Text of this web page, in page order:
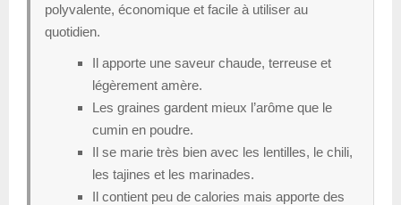
polyvalente, économique et facile à utiliser au
quotidien.
Il apporte une saveur chaude, terreuse et
légèrement amère.
Les graines gardent mieux l’arôme que le
cumin en poudre.
Il se marie très bien avec les lentilles, le chili,
les tajines et les marinades.
Il contient peu de calories mais apporte des